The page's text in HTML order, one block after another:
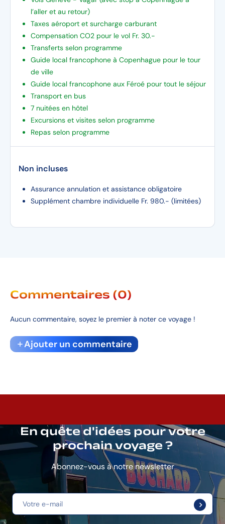
l’aller et au retour)
Taxes aéroport et surcharge carburant
Compensation CO2 pour le vol Fr. 30.-
Transferts selon programme
Guide local francophone à Copenhague pour le tour
de ville
Guide local francophone aux Féroé pour tout le séjour
Transport en bus
7 nuitées en hôtel
Excursions et visites selon programme
Repas selon programme
Non incluses
Assurance annulation et assistance obligatoire
Supplément chambre individuelle Fr. 980.- (limitées)
Commentaires (0)
Aucun commentaire, soyez le premier à noter ce voyage !
Ajouter un commentaire
En quête d'idées pour votre
prochain voyage ?
Abonnez-vous à notre newsletter